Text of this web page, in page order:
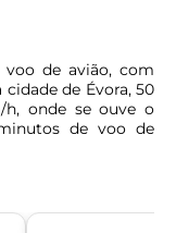
de avião, com
de Évora, 50
onde se ouve o
de voo de